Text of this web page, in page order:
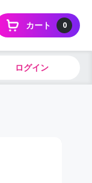
0
カート
ログイン